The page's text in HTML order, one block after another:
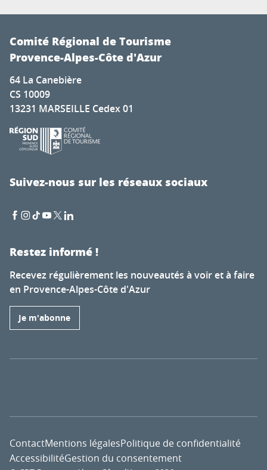
Comité Régional de Tourisme
Provence-Alpes-Côte d'Azur
64 La Canebière
CS 10009
13231 MARSEILLE Cedex 01
Suivez-nous sur les réseaux sociaux
Restez informé !
Recevez régulièrement les nouveautés à voir et à faire
en Provence-Alpes-Côte d'Azur
Je m'abonne
ContactMentions légalesPolitique de confidentialité
AccessibilitéGestion du consentement